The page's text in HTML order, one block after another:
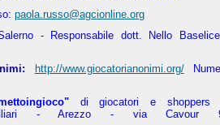
paola.russo@agcionline.org
- Responsabile dott. Nello
http://www.giocatorianonimi.org/
di giocatori e shoppers
- Arezzo -
via Cavour